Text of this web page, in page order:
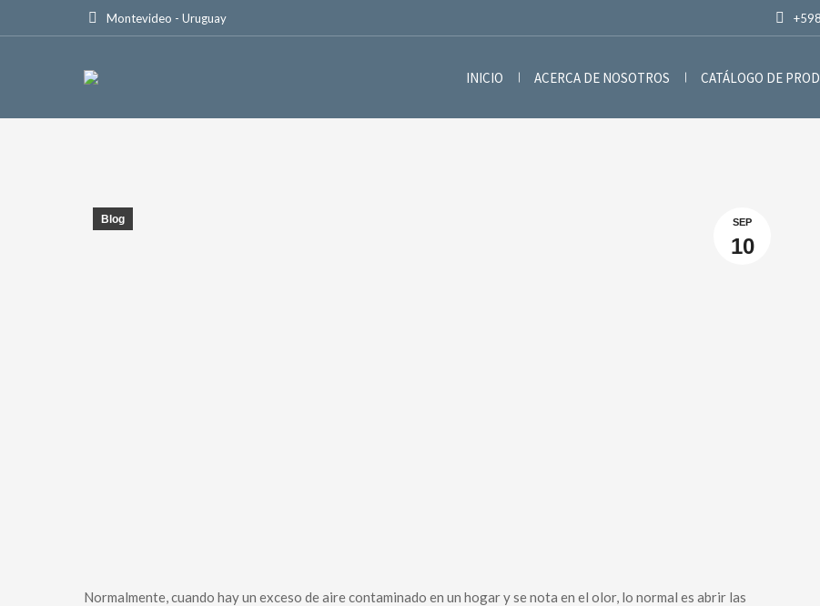
Montevideo - Uruguay
INICIO ACERCA DE NOSOTROS CATÁLOGO DE
SEP
10
Blog
Normalmente, cuando hay un exceso de aire contaminado en un hogar y se nota en el olor, lo normal es abrir las